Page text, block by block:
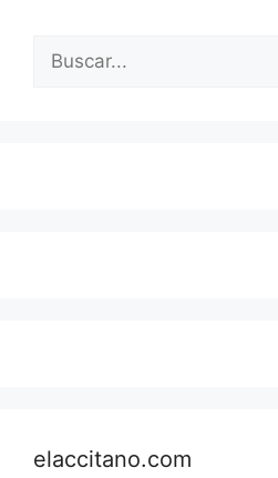
Buscar:
elaccitano.com